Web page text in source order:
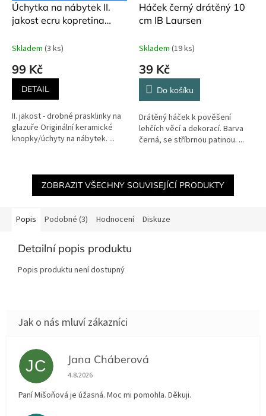
Úchytka na nábytek II.
jakost ecru kopretina
Skladem (3 ks)
99 Kč
DETAIL
II. jakost - drobné prasklinky na
glazuře Originální keramické
knopky/úchyty na nábytek. ...
Háček černý drátěný 10
cm IB Laursen
Skladem (19 ks)
39 Kč
Do košíku
Drátěný háček k pověšení
lehčích věcí a dekorací. Barva
černá, se stříbrnou patinou. ...
ZOBRAZIT VŠECHNY SOUVISEJÍCÍ PRODUKTY
Popis Podobné (3) Hodnocení Diskuze
Detailní popis produktu
Popis produktu není dostupný
JC Jana Cháberová
Hodnocení obchodu je 5 z 5 hvězdiček.
4.8.2026
Paní Mišoňová je úžasná. Moc mi pomohla. Děkuji.